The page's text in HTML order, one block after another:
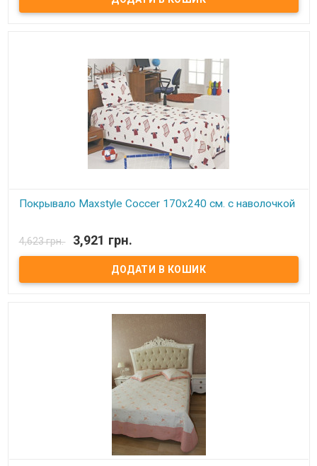
Покрывало Maxstyle Coccer 170х240 см. с наволочкой
Наволочки (1 шт.): 50х70+5 см. Состав: 60% хлопок, 40 %
полиэстр. Упаковка: фирменная картонная коробка.
Производитель: Maxstyle (Турция)
4,623 грн. 3,921 грн.